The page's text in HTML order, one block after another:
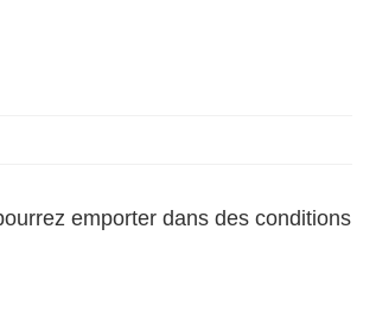
emporter dans des conditions